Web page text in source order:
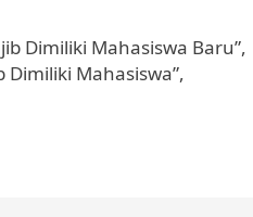
Dimiliki Mahasiswa Baru”,
Dimiliki Mahasiswa”,